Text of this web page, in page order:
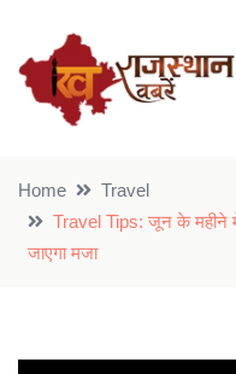
Home
Travel
Travel Tips: जून के महीने
जाएगा मजा